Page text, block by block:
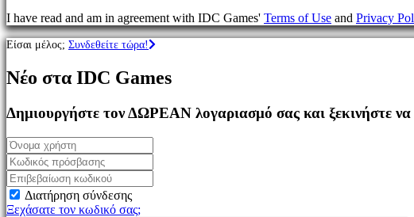
MMO
Παιχνίδια
RPG
Σπορ
Σκοποβολής
Racing
games
Casual
games
Indie
games
Simulation
I have read and am in agreement with IDC Games' Terms of Use and Privacy
Είσαι μέλος; Συνδεθείτε τώρα!
Νέο στα IDC Games
Δημιουργήστε τον ΔΩΡΕΑΝ λογαριασμό σας και ξεκινήστε να
Διατήρηση σύνδεσης
Ξεχάσατε τον κωδικό σας;